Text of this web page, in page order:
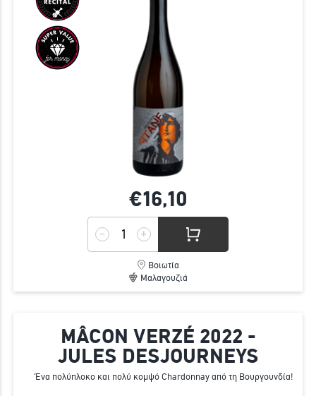
€16,10
Βοιωτία
Μαλαγουζιά
MÂCON VERZÉ 2022 -
JULES DESJOURNEYS
Ένα πολύπλοκο και πολύ κομψό Chardonnay από τη Βουργουνδία!